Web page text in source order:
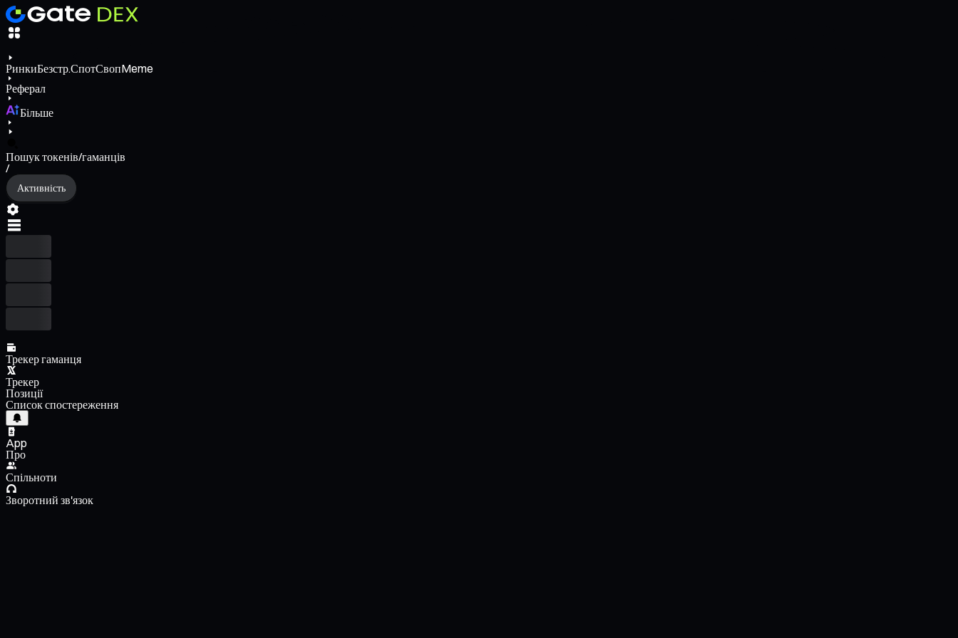
РинкиБезстр.СпотСвопMeme
Реферал
Більше
Пошук токенів/гаманців
/
Активність
Трекер гаманця
Трекер
Позиції
Список спостереження
App
Про
Спільноти
Зворотний зв'язок